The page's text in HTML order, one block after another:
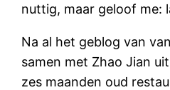
nuttig, maar geloof me:
Na al het geblog van
samen met Zhao Jian
zes maanden oud